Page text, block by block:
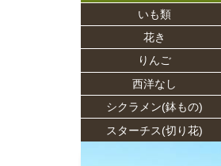
いも類
花き
りんご
西洋なし
シクラメン(鉢もの)
スターチス(切り花)